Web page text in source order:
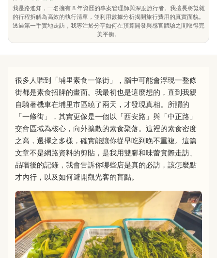
我是路遙知，一名擁有 8 年資歷的專案管理師與深度旅行者。我擅長將繁雜
的行程拆解為高效的執行清單，並利用數據分析揭開旅行費用的真實面貌。
透過第一手實地走訪，我專注於分享如何在預算開發與感官體驗之間取得完
美平衡。
很多人聽到「埔里素食一條街」，腦中可能會浮現一整條
街都是素食招牌的畫面。我最初也是這麼想的，直到我親
自騎著機車在埔里市區繞了兩天，才發現真相。所謂的
「一條街」，其實更像是一個以「西安路」與「中正路」
交會區域為核心，向外擴散的素食聚落。這裡的素食密度
之高，選擇之多樣，確實能讓你從早吃到晚不重複。這篇
文章不是網路資料的剪貼，是我用雙腳和味蕾實際走訪、
品嚐後的記錄，我會告訴你哪些店是真的必訪，該怎麼點
才內行，以及如何避開觀光客的盲點。